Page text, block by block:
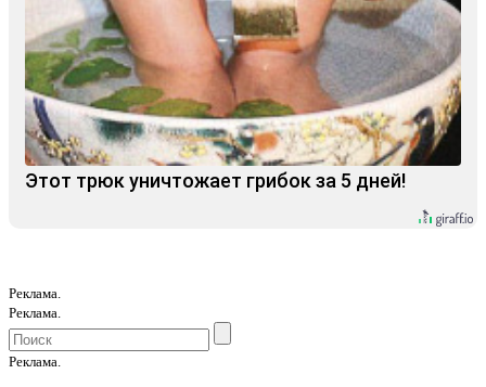
Этот трюк уничтожает грибок за 5 дней!
Реклама.
Реклама.
Реклама.